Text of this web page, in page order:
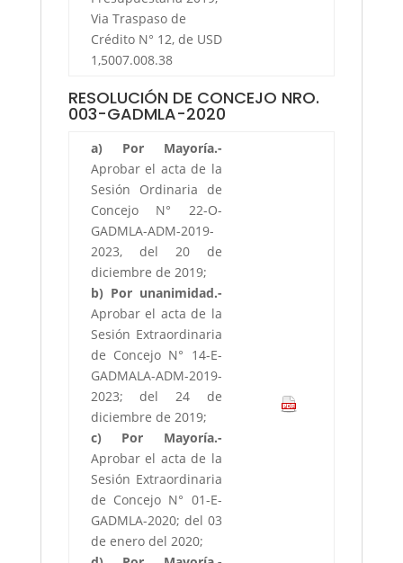
Via Traspaso de
Crédito N° 12, de USD
1,5007.008.38
RESOLUCIÓN DE CONCEJO NRO.
003-GADMLA-2020
a) Por Mayoría.-
Aprobar el acta de la
Sesión Ordinaria de
Concejo N° 22-O-
GADMLA-ADM-2019-
2023, del 20 de
diciembre de 2019;
b) Por unanimidad.-
Aprobar el acta de la
Sesión Extraordinaria
de Concejo N° 14-E-
GADMALA-ADM-2019-
2023; del 24 de
diciembre de 2019;
c) Por Mayoría.-
Aprobar el acta de la
Sesión Extraordinaria
de Concejo N° 01-E-
GADMLA-2020; del 03
de enero del 2020;